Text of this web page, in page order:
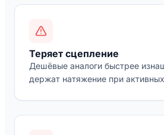
Теряет сцепление
Дешёвые аналоги быстрее
держат натяжение при